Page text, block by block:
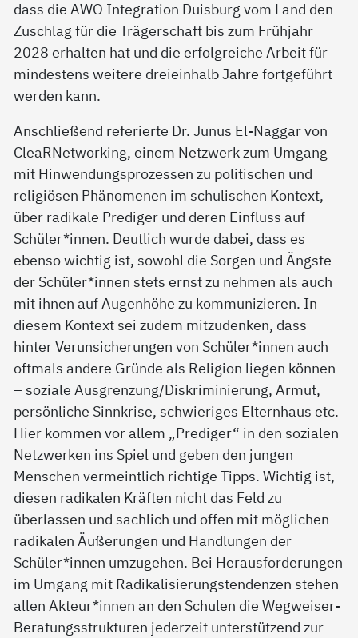
dass die AWO Integration Duisburg vom Land den
Zuschlag für die Trägerschaft bis zum Frühjahr
2028 erhalten hat und die erfolgreiche Arbeit für
mindestens weitere dreieinhalb Jahre fortgeführt
werden kann.
Anschließend referierte Dr. Junus El-Naggar von
CleaRNetworking, einem Netzwerk zum Umgang
mit Hinwendungsprozessen zu politischen und
religiösen Phänomenen im schulischen Kontext,
über radikale Prediger und deren Einfluss auf
Schüler*innen. Deutlich wurde dabei, dass es
ebenso wichtig ist, sowohl die Sorgen und Ängste
der Schüler*innen stets ernst zu nehmen als auch
mit ihnen auf Augenhöhe zu kommunizieren. In
diesem Kontext sei zudem mitzudenken, dass
hinter Verunsicherungen von Schüler*innen auch
oftmals andere Gründe als Religion liegen können
– soziale Ausgrenzung/Diskriminierung, Armut,
persönliche Sinnkrise, schwieriges Elternhaus etc.
Hier kommen vor allem „Prediger“ in den sozialen
Netzwerken ins Spiel und geben den jungen
Menschen vermeintlich richtige Tipps. Wichtig ist,
diesen radikalen Kräften nicht das Feld zu
überlassen und sachlich und offen mit möglichen
radikalen Äußerungen und Handlungen der
Schüler*innen umzugehen. Bei Herausforderungen
im Umgang mit Radikalisierungstendenzen stehen
allen Akteur*innen an den Schulen die Wegweiser-
Beratungsstrukturen jederzeit unterstützend zur